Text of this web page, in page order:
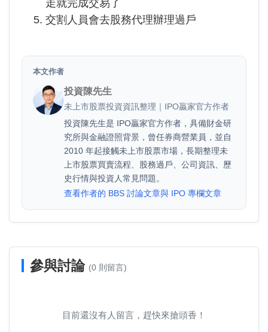
走就完成交易了
交割人員會去股務代理辦理過戶
本文作者
投資陳先生
未上市股票投資資訊整理｜IPO贏家官方作者
投資陳先生是 IPO贏家官方作者，具備財金研
究所與金融證照背景，曾任券商營業員，並自
2010 年起接觸未上市股票市場，長期整理未
上市股票買賣流程、股務過戶、公司資訊、歷
史行情與投資人常見問題。
查看作者的 BBS 討論文章與 IPO 專欄文章
參與討論 (0 則留言)
目前還沒有人留言，趕快來搶頭香！